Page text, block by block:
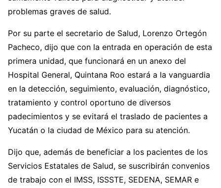
problemas graves de salud.
Por su parte el secretario de Salud, Lorenzo Ortegón
Pacheco, dijo que con la entrada en operación de esta
primera unidad, que funcionará en un anexo del
Hospital General, Quintana Roo estará a la vanguardia
en la detección, seguimiento, evaluación, diagnóstico,
tratamiento y control oportuno de diversos
padecimientos y se evitará el traslado de pacientes a
Yucatán o la ciudad de México para su atención.
Dijo que, además de beneficiar a los pacientes de los
Servicios Estatales de Salud, se suscribirán convenios
de trabajo con el IMSS, ISSSTE, SEDENA, SEMAR e